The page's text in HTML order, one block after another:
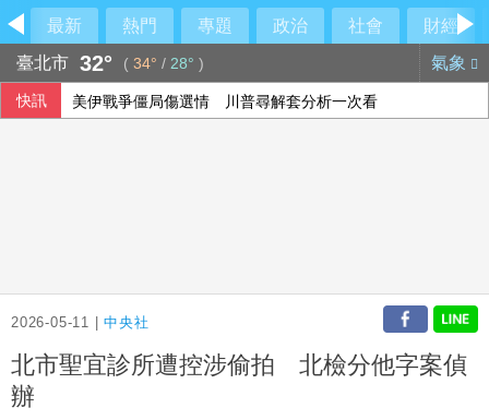
最新 熱門 專題 政治 社會
財經
臺北市 32° ( 34° / 28° ) 氣象
快訊 美伊戰爭僵局傷選情 川普尋解套分析一次看
2026-05-11 |中央社
北市聖宜診所遭控涉偷拍 北檢分他字案偵
辦